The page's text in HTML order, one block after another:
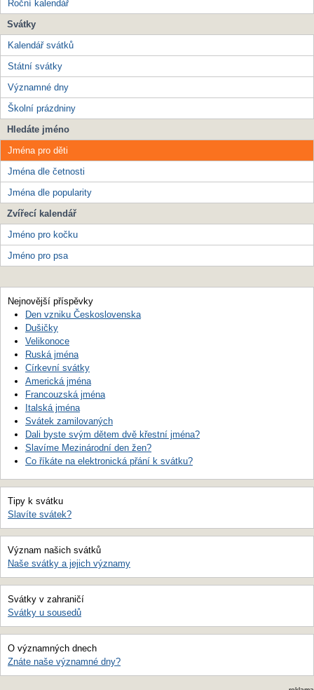
Roční kalendář
Svátky
Kalendář svátků
Státní svátky
Významné dny
Školní prázdniny
Hledáte jméno
Jména pro děti
Jména dle četnosti
Jména dle popularity
Zvířecí kalendář
Jméno pro kočku
Jméno pro psa
Nejnovější příspěvky
Den vzniku Československa
Dušičky
Velikonoce
Ruská jména
Církevní svátky
Americká jména
Francouzská jména
Italská jména
Svátek zamilovaných
Dali byste svým dětem dvě křestní jména?
Slavíme Mezinárodní den žen?
Co říkáte na elektronická přání k svátku?
Tipy k svátku
Slavíte svátek?
Význam našich svátků
Naše svátky a jejich významy
Svátky v zahraničí
Svátky u sousedů
O významných dnech
Znáte naše významné dny?